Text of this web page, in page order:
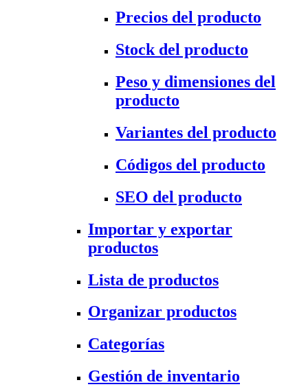
Precios del producto
Stock del producto
Peso y dimensiones del
producto
Variantes del producto
Códigos del producto
SEO del producto
Importar y exportar
productos
Lista de productos
Organizar productos
Categorías
Gestión de inventario